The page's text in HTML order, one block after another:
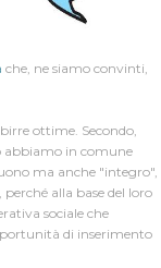
che, ne siamo convinti,
ottime. Secondo,
abbiamo in comune
ma anche "integro",
alla base del loro
sociale che
di inserimento